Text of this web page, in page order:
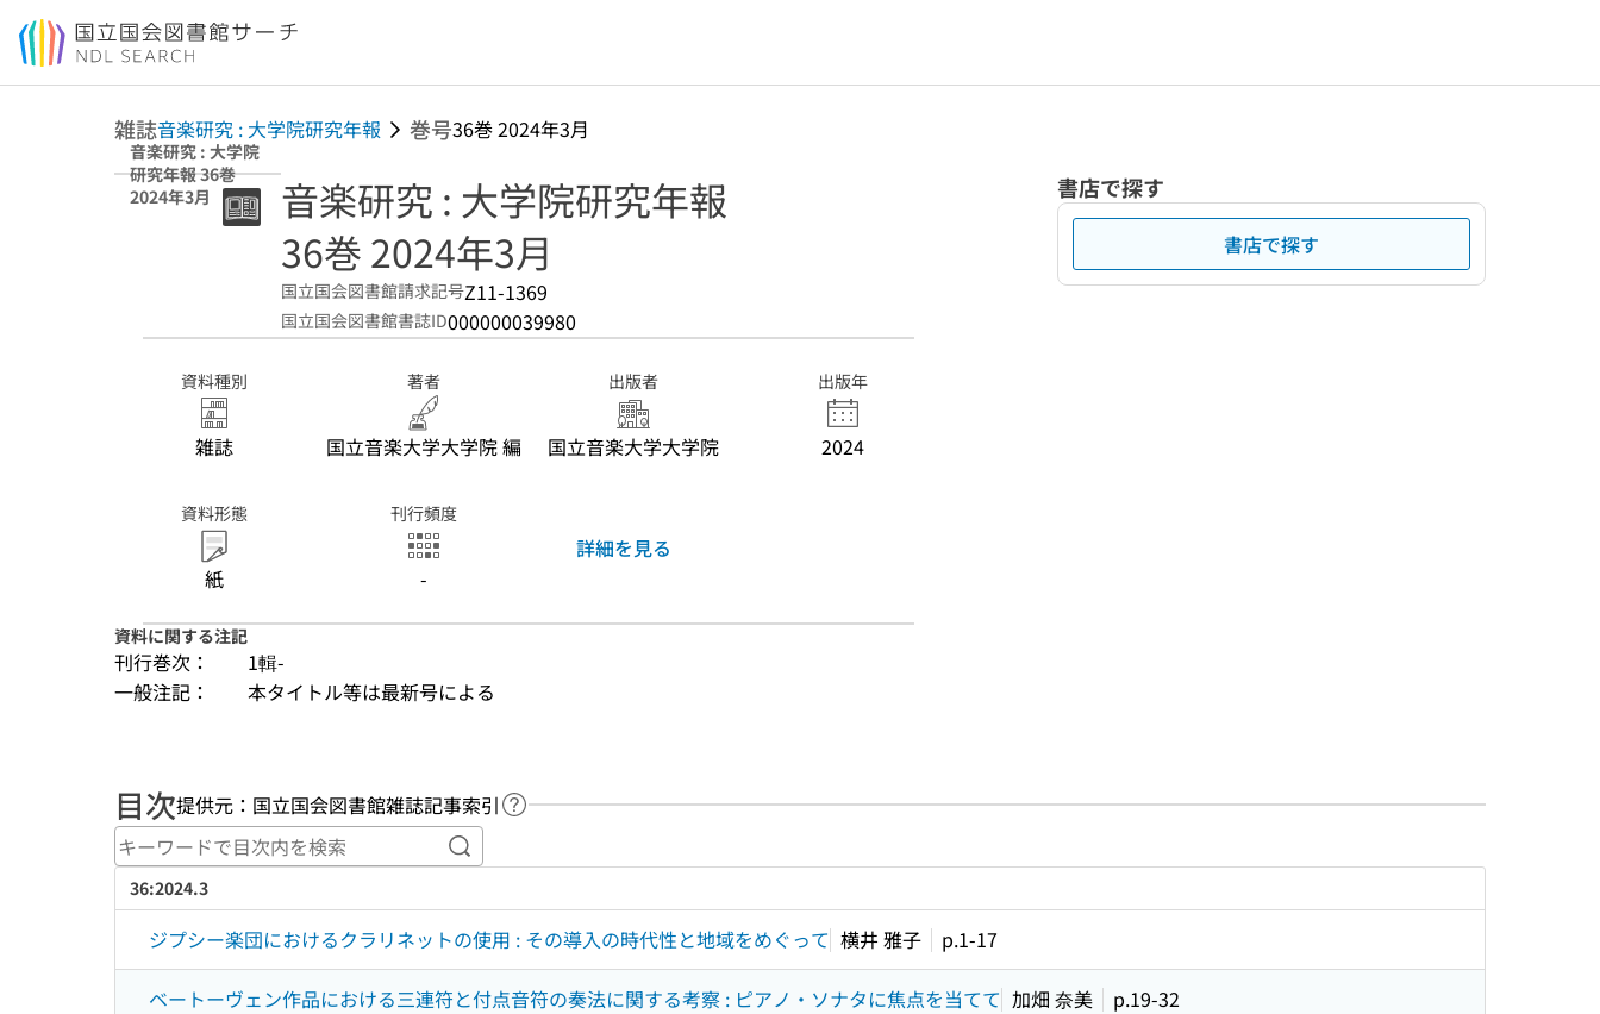
本文へ移動
雑誌音楽研究 : 大学院研究年報 巻号36巻 2024年3月
音楽研究 : 大学院
研究年報 36巻
2024年3月
音楽研究 : 大学院研究年報
36巻 2024年3月
国立国会図書館請求記号Z11-1369
国立国会図書館書誌ID000000039980
資料種別
雑誌
著者
国立音楽大学大学院 編
出版者
国立音楽大学大学院
出版年
2024
資料形態
紙
刊行頻度
-
詳細を見る
資料に関する注記
刊行巻次：
1輯-
一般注記：
本タイトル等は最新号による
書店で探す
書店で探す
目次提供元：国立国会図書館雑誌記事索引 ヘルプページへのリンク
キーワードで目次内を検索
36:2024.3
ジプシー楽団におけるクラリネットの使用 : その導入の時代性と地域をめぐって 横井 雅子 p.1-17
ベートーヴェン作品における三連符と付点音符の奏法に関する考察 : ピアノ・ソナタに焦点を当てて 加畑 奈美 p.19-32